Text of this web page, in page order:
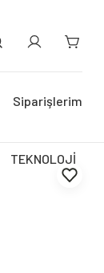
Siparişlerim
TEKNOLOJİ